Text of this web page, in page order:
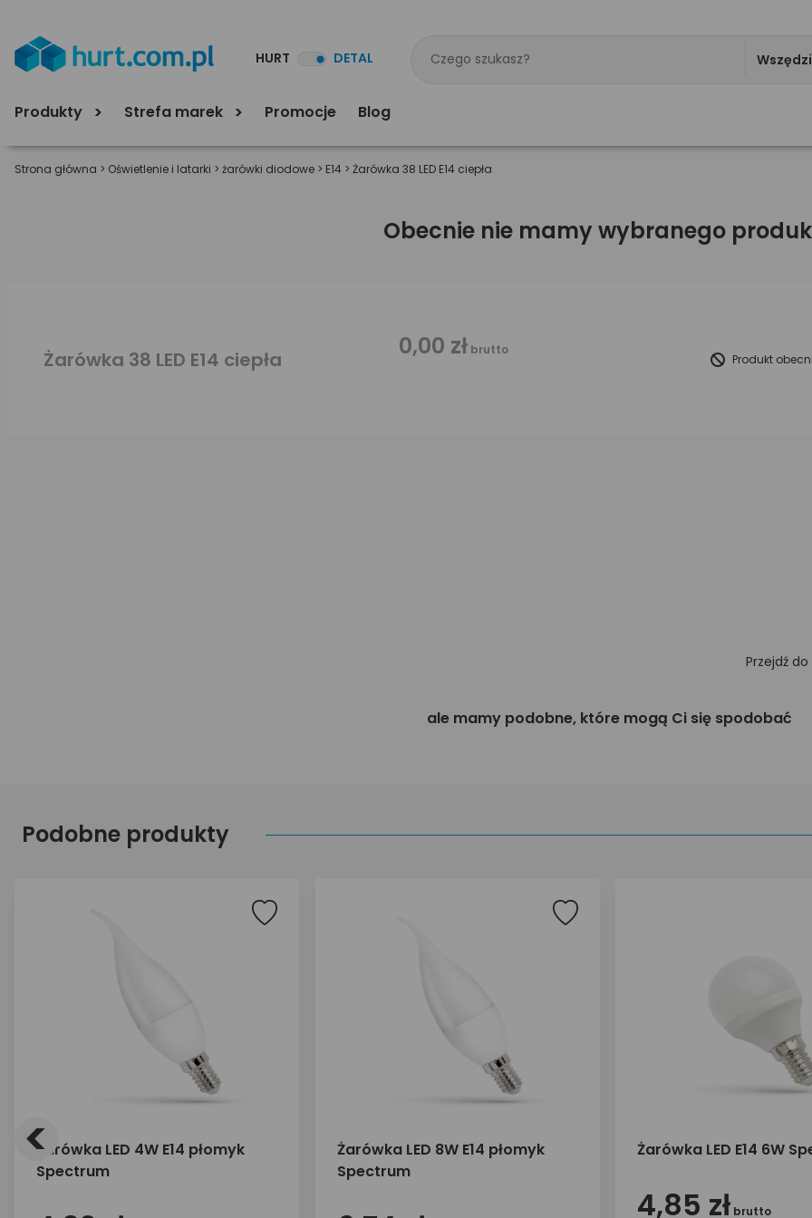
HURT DETAL
Produkty Strefa marek Promocje Blog
Strona główna > Oświetlenie i latarki > żarówki diodowe > E14 > Żarówka 38 LED E14 ciepła
Obecnie nie mamy wybranego
Żarówka 38 LED E14 ciepła 0,00 zł brutto
Produkt
Przejdź do
ale mamy podobne, które mogą Ci się spodobać
Podobne produkty
Żarówka LED 4W E14 płomyk
Spectrum
Żarówka LED 8W E14 płomyk
Spectrum
Żarówka LED E14 6W
4,85 zł brutto
<